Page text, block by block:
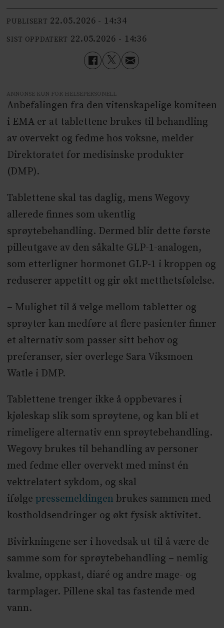
PUBLISERT 22.05.2026 - 14:34
SIST OPPDATERT 22.05.2026 - 14:36
ANNONSE KUN FOR HELSEPERSONELL
Anbefalingen fra den vitenskapelige komiteen
i EMA er at tablettene brukes til behandling
av overvekt og fedme hos voksne, melder
Direktoratet for medisinske produkter
(DMP).
Tablettene skal tas daglig, mens Wegovy
allerede finnes som ukentlig
sprøytebehandling. Dermed blir dette første
pilleutgave av den såkalte GLP-1-analogen,
som etterligner hormonet GLP-1 i kroppen og
reduserer appetitt og gir økt metthetsfølelse.
– Mulighet til å velge mellom tabletter og
sprøyter kan medføre at flere pasienter finner
et alternativ som passer sitt behov og
preferanser, sier overlege Sara Viksmoen
Watle i DMP.
Tablettene trenger ikke å oppbevares i
kjøleskap slik som sprøytene, og kan bli et
rimeligere alternativ enn sprøytebehandling.
Wegovy brukes til behandling av personer
med fedme eller overvekt med minst én
vektrelatert sykdom, og skal
ifølge pressemeldingen brukes sammen med
kostholdsendringer og økt fysisk aktivitet.
Bivirkningene ser i hovedsak ut til å være de
samme som for sprøytebehandling – nemlig
kvalme, oppkast, diaré og andre mage- og
tarmplager. Pillene skal tas fastende med
vann.